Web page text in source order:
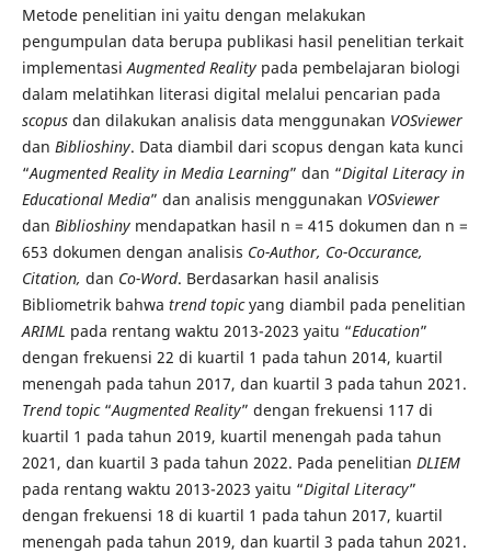
Metode penelitian ini yaitu dengan melakukan
pengumpulan data berupa publikasi hasil penelitian terkait
implementasiAugmented Realitypada pembelajaran biologi
dalam melatihkan literasi digital melalui pencarian pada
scopusdan dilakukan analisis data menggunakan VOSviewer
dan Biblioshiny. Data diambil dari scopus dengan kata kunci
“Augmented Reality in Media Learning” dan “Digital Literacy in
Educational Media” dan analisis menggunakan VOSviewer
dan Biblioshinymendapatkan hasil n = 415 dokumen dan n =
653 dokumen dengan analisis Co-Author, Co-Occurance,
Citation, dan Co-Word. Berdasarkan hasil analisis
Bibliometrik bahwa trend topicyang diambil pada penelitian
ARIML pada rentang waktu 2013-2023 yaitu “Education”
dengan frekuensi 22 di kuartil 1 pada tahun 2014, kuartil
menengah pada tahun 2017, dan kuartil 3 pada tahun 2021.
Trend topic“Augmented Reality” dengan frekuensi 117 di
kuartil 1 pada tahun 2019, kuartil menengah pada tahun
2021, dan kuartil 3 pada tahun 2022. Pada penelitian DLIEM
pada rentang waktu 2013-2023 yaitu “Digital Literacy”
dengan frekuensi 18 di kuartil 1 pada tahun 2017, kuartil
menengah pada tahun 2019, dan kuartil 3 pada tahun 2021.